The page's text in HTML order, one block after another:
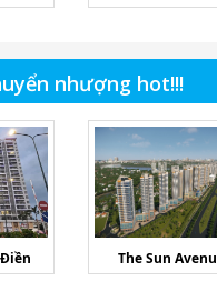
nhượng hot!!!
The Sun